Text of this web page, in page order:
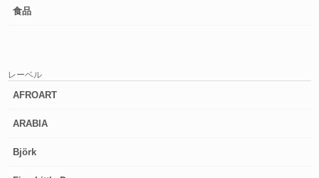
食品
レーベル
AFROART
ARABIA
Björk